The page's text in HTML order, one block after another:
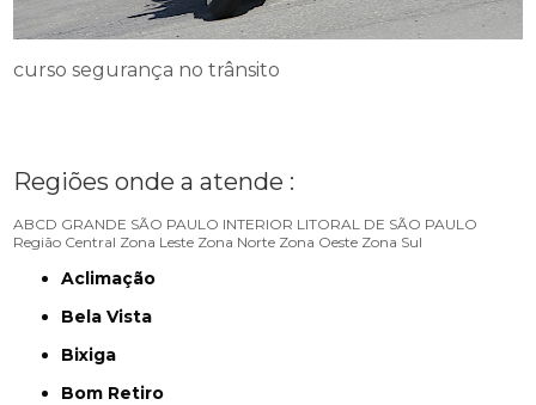
curso segurança no trânsito
Regiões onde a atende :
ABCD GRANDE SÃO PAULO INTERIOR LITORAL DE SÃO PAULO
Região Central Zona Leste Zona Norte Zona Oeste Zona Sul
Aclimação
Bela Vista
Bixiga
Bom Retiro